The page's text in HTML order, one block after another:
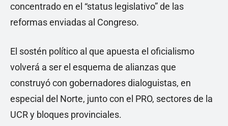
concentrado en el “status legislativo” de las
reformas enviadas al Congreso.
El sostén político al que apuesta el oficialismo
volverá a ser el esquema de alianzas que
construyó con gobernadores dialoguistas, en
especial del Norte, junto con el PRO, sectores de la
UCR y bloques provinciales.